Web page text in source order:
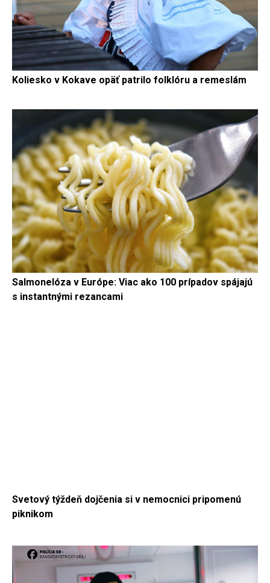
Koliesko v Kokave opäť patrilo folklóru a remeslám
Salmonelóza v Európe: Viac ako 100 prípadov spájajú
s instantnými rezancami
Svetový týždeň dojčenia si v nemocnici pripomenú
piknikom